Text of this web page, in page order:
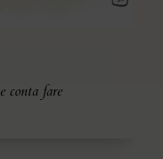
conta fare